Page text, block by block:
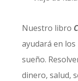
Nuestro libro
ayudará en
sueño.
dinero, salud,